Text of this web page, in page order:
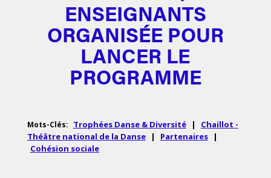
ENSEIGNANTS
ORGANISÉE POUR
LANCER LE
PROGRAMME
Mots-Clés: Trophées Danse & Diversité |
Chaillot -
Théâtre national de la Danse
| Partenaires
|
Cohésion sociale